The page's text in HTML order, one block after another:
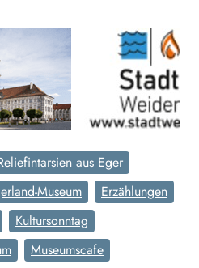
aus Eger
Museum
Erzählungen
Kultursonntag
Museumscafe